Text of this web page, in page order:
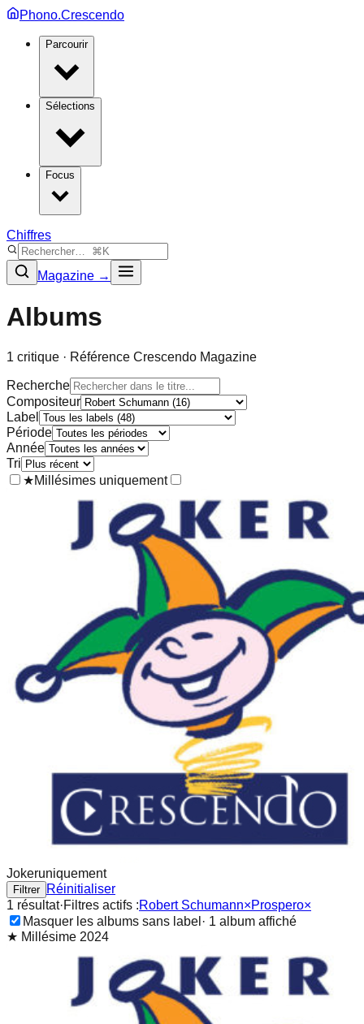
Phono.Crescendo
Parcourir
Sélections
Focus
Chiffres
Magazine →
Albums
1 critique · Référence Crescendo Magazine
Recherche
Compositeur
Label
Période
Année
Tri
★Millésimes uniquement
Jokeruniquement
Filtrer
Réinitialiser
1 résultat·Filtres actifs :Robert Schumann×Prospero×
Masquer les albums sans label · 1 album affiché
★ Millésime 2024